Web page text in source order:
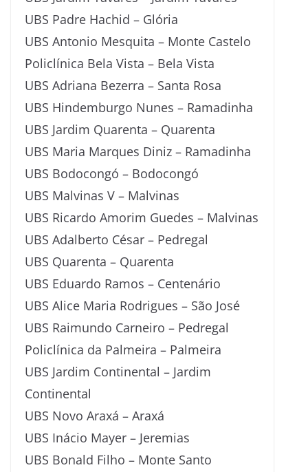
UBS Padre Hachid – Glória
UBS Antonio Mesquita – Monte Castelo
Policlínica Bela Vista – Bela Vista
UBS Adriana Bezerra – Santa Rosa
UBS Hindemburgo Nunes – Ramadinha
UBS Jardim Quarenta – Quarenta
UBS Maria Marques Diniz – Ramadinha
UBS Bodocongó – Bodocongó
UBS Malvinas V – Malvinas
UBS Ricardo Amorim Guedes – Malvinas
UBS Adalberto César – Pedregal
UBS Quarenta – Quarenta
UBS Eduardo Ramos – Centenário
UBS Alice Maria Rodrigues – São José
UBS Raimundo Carneiro – Pedregal
Policlínica da Palmeira – Palmeira
UBS Jardim Continental – Jardim
Continental
UBS Novo Araxá – Araxá
UBS Inácio Mayer – Jeremias
UBS Bonald Filho – Monte Santo